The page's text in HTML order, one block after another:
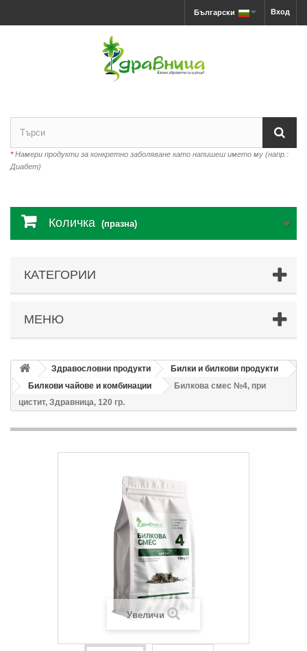
Вход
Български
*Намери продукти за конкретно заболяване като напишеш името му (напр.:
Диабет)
Количка (празна)
КАТЕГОРИИ
МЕНЮ
Здравословни продукти
Билки и билкови продукти
Билкови чайове и комбинации
Билкова смес №4, при
цистит, Здравница, 120 гр.
Увеличи